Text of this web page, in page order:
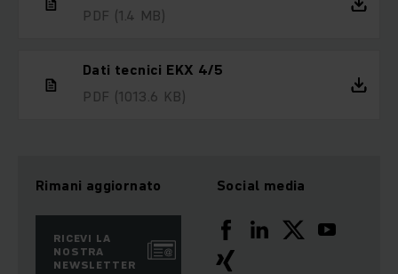
PDF (1.4 MB)
Dati tecnici EKX 4/5
PDF (1013.6 KB)
Rimani aggiornato
RICEVI LA
NOSTRA
NEWSLETTER
Social media